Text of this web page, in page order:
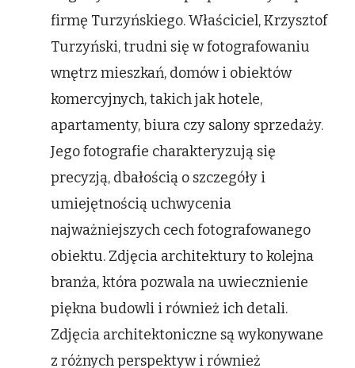
firmę Turzyńskiego. Właściciel, Krzysztof
Turzyński, trudni się w fotografowaniu
wnętrz mieszkań, domów i obiektów
komercyjnych, takich jak hotele,
apartamenty, biura czy salony sprzedaży.
Jego fotografie charakteryzują się
precyzją, dbałością o szczegóły i
umiejętnością uchwycenia
najważniejszych cech fotografowanego
obiektu. Zdjęcia architektury to kolejna
branża, która pozwala na uwiecznienie
piękna budowli i również ich detali.
Zdjęcia architektoniczne są wykonywane
z różnych perspektyw i również